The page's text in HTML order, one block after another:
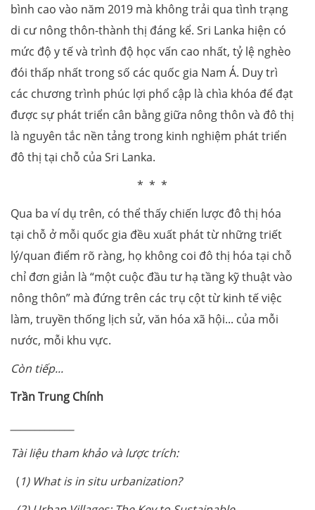
bình cao vào năm 2019 mà không trải qua tình trạng
di cư nông thôn-thành thị đáng kể. Sri Lanka hiện có
mức độ y tế và trình độ học vấn cao nhất, tỷ lệ nghèo
đói thấp nhất trong số các quốc gia Nam Á. Duy trì
các chương trình phúc lợi phổ cập là chìa khóa để đạt
được sự phát triển cân bằng giữa nông thôn và đô thị
là nguyên tắc nền tảng trong kinh nghiệm phát triển
đô thị tại chỗ của Sri Lanka.
* * *
Qua ba ví dụ trên, có thể thấy chiến lược đô thị hóa
tại chỗ ở mỗi quốc gia đều xuất phát từ những triết
lý/quan điểm rõ ràng, họ không coi đô thị hóa tại chỗ
chỉ đơn giản là “một cuộc đầu tư hạ tầng kỹ thuật vào
nông thôn” mà đứng trên các trụ cột từ kinh tế việc
làm, truyền thống lịch sử, văn hóa xã hội... của mỗi
nước, mỗi khu vực.
Còn tiếp...
Trần Trung Chính
Tài liệu tham khảo và lược trích:
( 1) What is in situ urbanization?